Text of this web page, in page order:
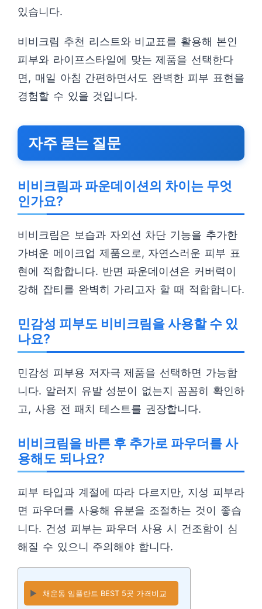
있습니다.
비비크림 추천 리스트와 비교표를 활용해 본인
피부와 라이프스타일에 맞는 제품을 선택한다
면, 매일 아침 간편하면서도 완벽한 피부 표현을
경험할 수 있을 것입니다.
자주 묻는 질문
비비크림과 파운데이션의 차이는 무엇
인가요?
비비크림은 보습과 자외선 차단 기능을 추가한
가벼운 메이크업 제품으로, 자연스러운 피부 표
현에 적합합니다. 반면 파운데이션은 커버력이
강해 잡티를 완벽히 가리고자 할 때 적합합니다.
민감성 피부도 비비크림을 사용할 수 있
나요?
민감성 피부용 저자극 제품을 선택하면 가능합
니다. 알러지 유발 성분이 없는지 꼼꼼히 확인하
고, 사용 전 패치 테스트를 권장합니다.
비비크림을 바른 후 추가로 파우더를 사
용해도 되나요?
피부 타입과 계절에 따라 다르지만, 지성 피부라
면 파우더를 사용해 유분을 조절하는 것이 좋습
니다. 건성 피부는 파우더 사용 시 건조함이 심
해질 수 있으니 주의해야 합니다.
▶️ 채운동 임플란트 BEST 5곳 가격비교